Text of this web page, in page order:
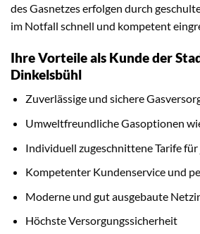
des Gasnetzes erfolgen durch
im Notfall schnell und kompetent
Ihre Vorteile als Kunde der
Dinkelsbühl
Zuverlässige und sichere
Umweltfreundliche Gasoptionen
Individuell zugeschnittene Tarife
Kompetenter Kundenservice und
Moderne und gut ausgebaute
Höchste Versorgungssicherheit